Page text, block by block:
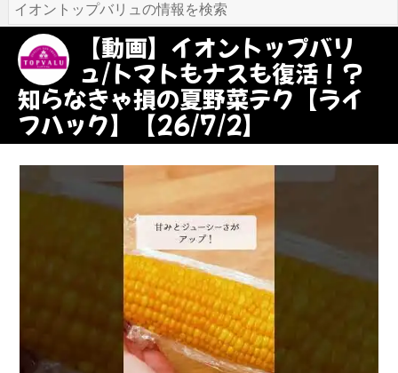
【動画】イオントップバリ
ュ/トマトもナスも復活！？
知らなきゃ損の夏野菜テク【ライ
フハック】【26/7/2】